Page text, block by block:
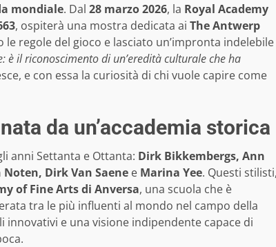
mondiale. Dal 28 marzo 2026, la Royal Academy
, ospiterà una mostra dedicata ai The Antwerp
regole del gioco e lasciato un’impronta indelebile
è il riconoscimento di un’eredità culturale che ha
e con essa la curiosità di chi vuole capire come
da un’accademia storica
anni Settanta e Ottanta: Dirk Bikkembergs, Ann
Dirk Van Saene e Marina Yee. Questi
of Fine Arts di Anversa, una scuola che è
tra le più influenti al mondo nel campo della
innovativi e una visione indipendente capace di